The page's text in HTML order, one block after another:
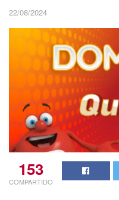
22/08/2024
153
COMPARTIDO